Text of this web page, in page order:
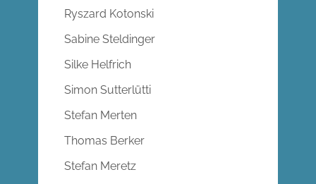
Ryszard Kotonski
Sabine Steldinger
Silke Helfrich
Simon Sutterlütti
Stefan Merten
Thomas Berker
Stefan Meretz